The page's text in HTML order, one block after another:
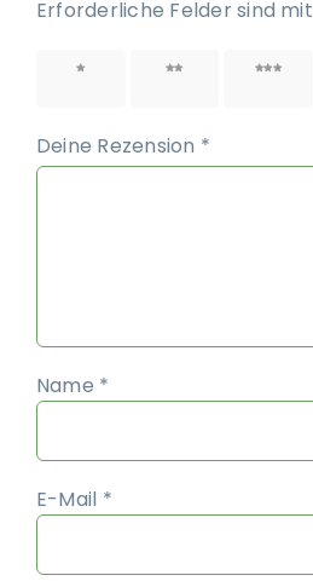
Erforderliche Felder sind mit
1 von 2 von 3 von
Deine Rezension *
Name *
E-Mail *